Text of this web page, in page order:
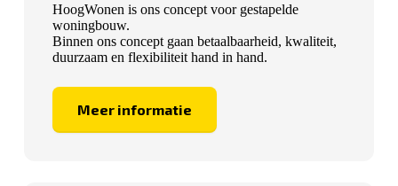
HoogWonen is ons concept voor gestapelde
woningbouw.
Binnen ons concept gaan betaalbaarheid, kwaliteit,
duurzaam en flexibiliteit hand in hand.
Meer informatie